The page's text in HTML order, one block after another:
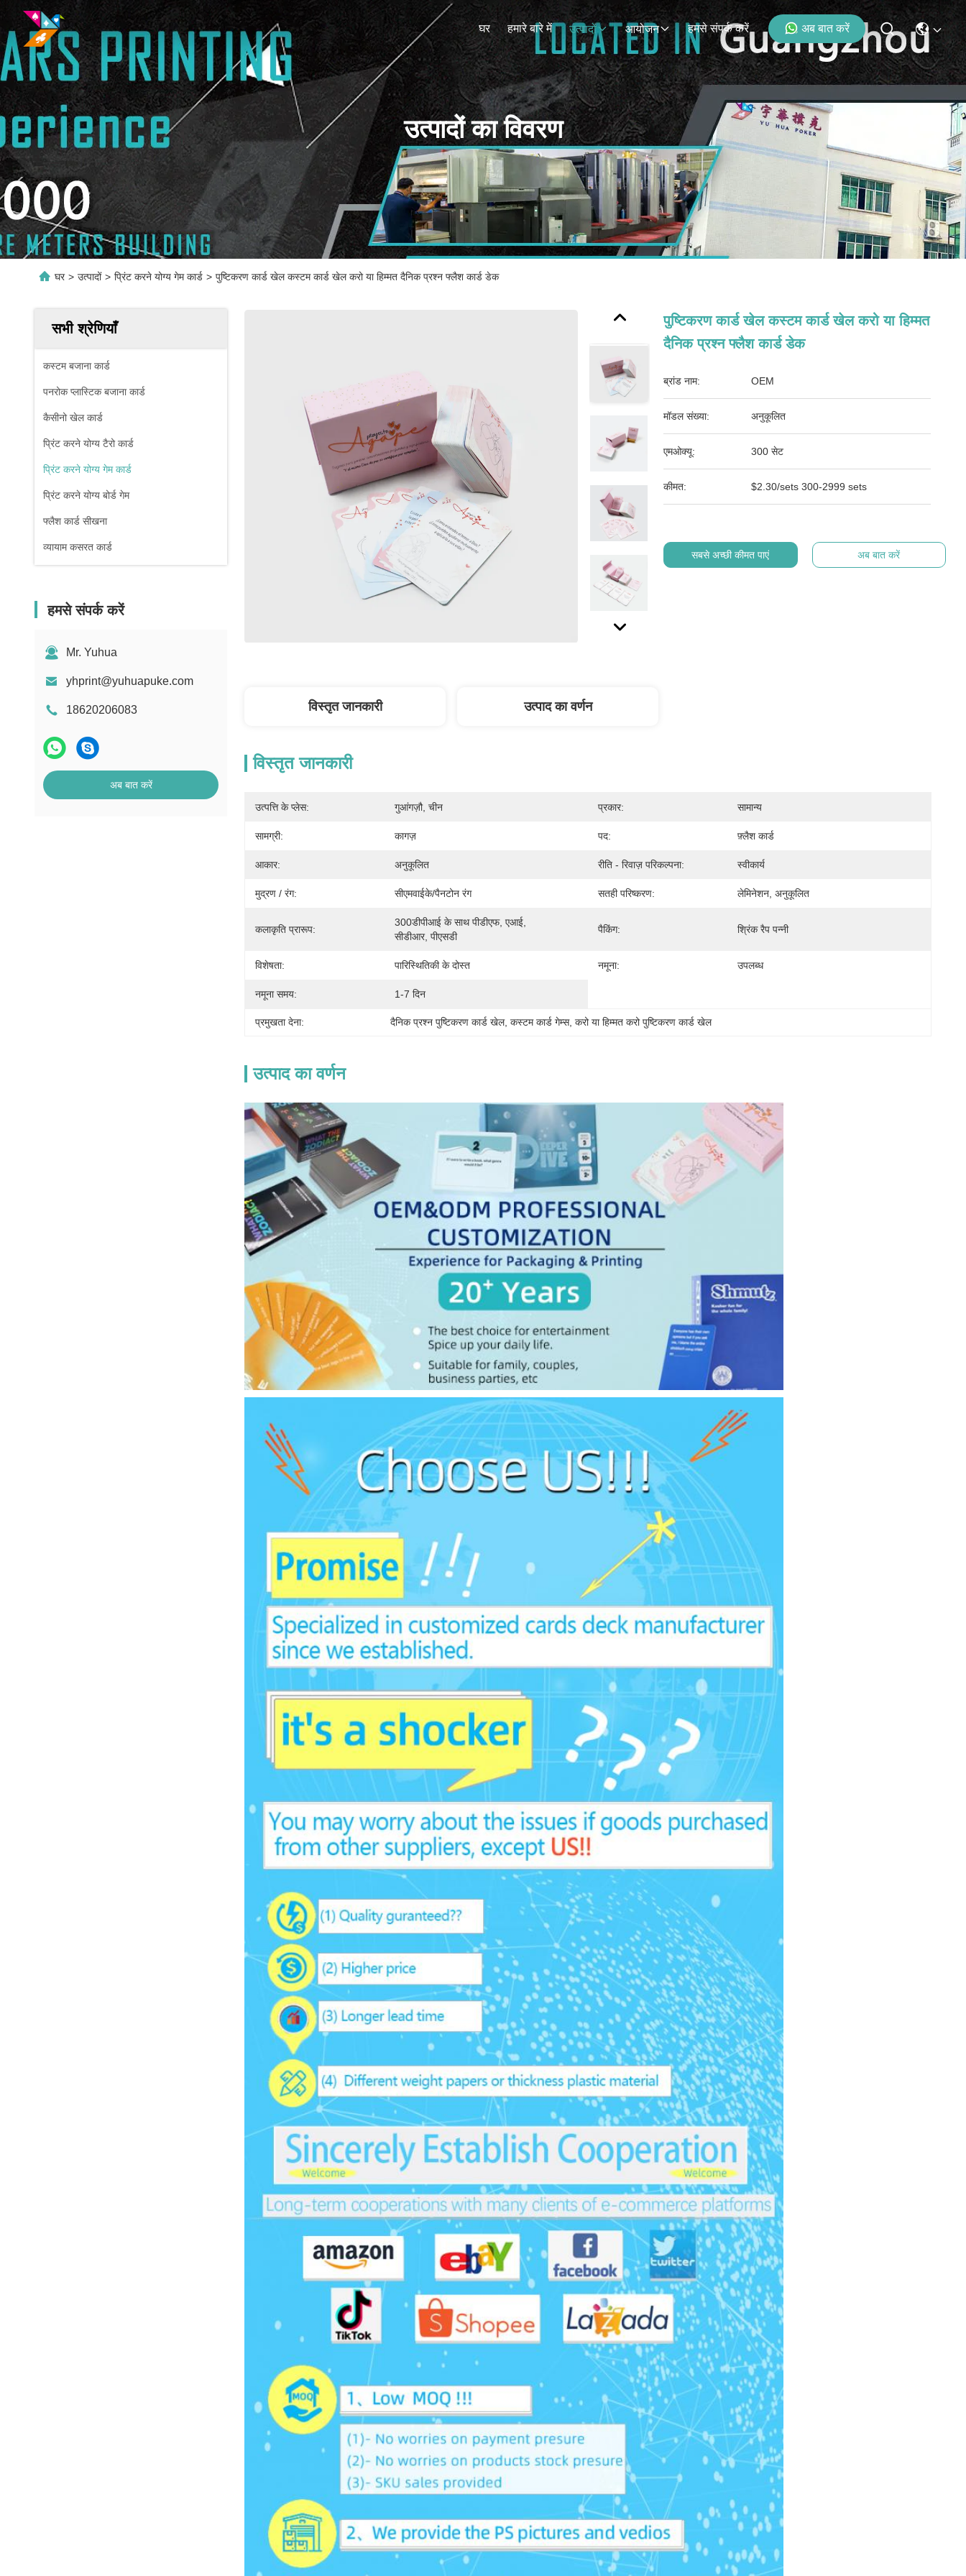
घर हमारे बारे में उत्पादों आयोजन हमसे संपर्क करें अब बात करें
उत्पादों का विवरण
घर > उत्पादों > प्रिंट करने योग्य गेम कार्ड > पुष्टिकरण कार्ड खेल कस्टम कार्ड खेल करो या हिम्मत दैनिक प्रश्न फ्लैश कार्ड डेक
सभी श्रेणियाँ
कस्टम बजाना कार्ड
पनरोक प्लास्टिक बजाना कार्ड
कैसीनो खेल कार्ड
प्रिंट करने योग्य टैरो कार्ड
प्रिंट करने योग्य गेम कार्ड
प्रिंट करने योग्य बोर्ड गेम
फ्लैश कार्ड सीखना
व्यायाम कसरत कार्ड
हमसे संपर्क करें
Mr. Yuhua
yhprint@yuhuapuke.com
18620206083
अब बात करें
पुष्टिकरण कार्ड खेल कस्टम कार्ड खेल करो या हिम्मत
दैनिक प्रश्न फ्लैश कार्ड डेक
ब्रांड नाम: OEM
मॉडल संख्या: अनुकूलित
एमओक्यू: 300 सेट
कीमत: $2.30/sets 300-2999 sets
सबसे अच्छी कीमत पाएं अब बात करें
विस्तृत जानकारी उत्पाद का वर्णन
विस्तृत जानकारी
उत्पत्ति के प्लेस: गुआंगज़ौ, चीन प्रकार: सामान्य
सामग्री: कागज़ पद: फ़्लैश कार्ड
आकार: अनुकूलित रीति - रिवाज़ परिकल्पना: स्वीकार्य
मुद्रण / रंग: सीएमवाईके/पैनटोन रंग सतही परिष्करण: लेमिनेशन, अनुकूलित
कलाकृति प्रारूप:
300डीपीआई के साथ पीडीएफ, एआई,
सीडीआर, पीएसडी
पैकिंग: श्रिंक रैप पन्नी
विशेषता: पारिस्थितिकी के दोस्त नमूना: उपलब्ध
नमूना समय: 1-7 दिन
प्रमुखता देना: दैनिक प्रश्न पुष्टिकरण कार्ड खेल, कस्टम कार्ड गेम्स, करो या हिम्मत करो पुष्टिकरण कार्ड खेल
उत्पाद का वर्णन